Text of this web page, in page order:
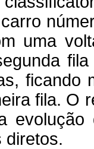
uma
ficando
fila. O
evolução
diretos.